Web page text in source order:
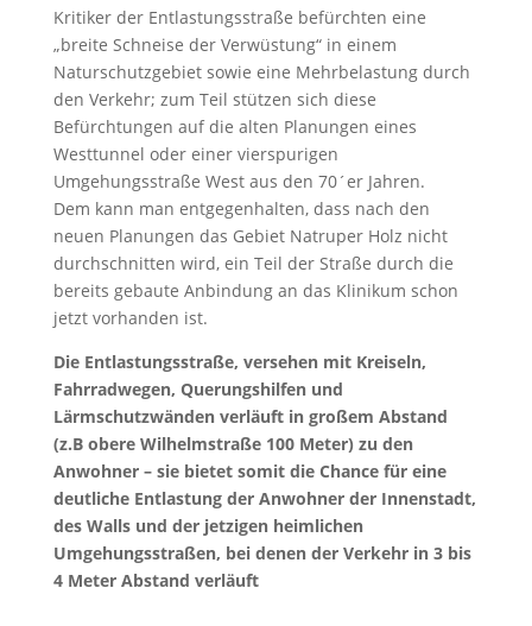
Kritiker der Entlastungsstraße befürchten eine
„breite Schneise der Verwüstung“ in einem
Naturschutzgebiet sowie eine Mehrbelastung durch
den Verkehr; zum Teil stützen sich diese
Befürchtungen auf die alten Planungen eines
Westtunnel oder einer vierspurigen
Umgehungsstraße West aus den 70´er Jahren.
Dem kann man entgegenhalten, dass nach den
neuen Planungen das Gebiet Natruper Holz nicht
durchschnitten wird, ein Teil der Straße durch die
bereits gebaute Anbindung an das Klinikum schon
jetzt vorhanden ist.
Die Entlastungsstraße, versehen mit Kreiseln,
Fahrradwegen, Querungshilfen und
Lärmschutzwänden verläuft in großem Abstand
(z.B obere Wilhelmstraße 100 Meter) zu den
Anwohner – sie bietet somit die Chance für eine
deutliche Entlastung der Anwohner der Innenstadt,
des Walls und der jetzigen heimlichen
Umgehungsstraßen, bei denen der Verkehr in 3 bis
4 Meter Abstand verläuft